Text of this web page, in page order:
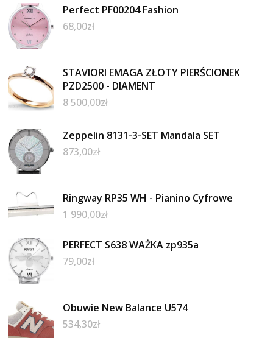
Perfect PF00204 Fashion
68,00zł
STAVIORI EMAGA ZŁOTY PIERŚCIONEK
PZD2500 - DIAMENT
8 500,00zł
Zeppelin 8131-3-SET Mandala SET
873,00zł
Ringway RP35 WH - Pianino Cyfrowe
1 990,00zł
PERFECT S638 WAŻKA zp935a
79,00zł
Obuwie New Balance U574
534,30zł